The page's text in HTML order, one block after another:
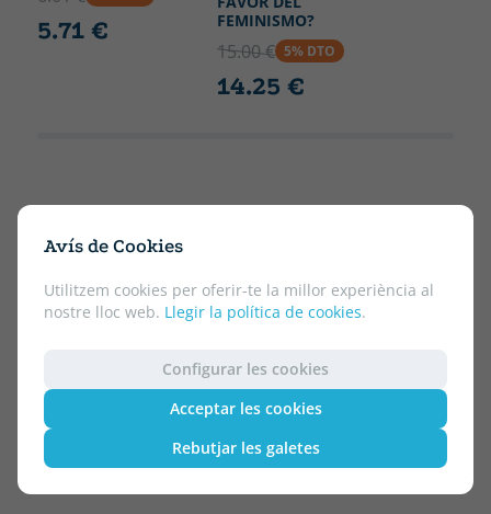
Avís de Cookies
Utilitzem cookies per oferir-te la millor experiència al
nostre lloc web. Llegir la política de cookies.
Configurar les cookies
Acceptar les cookies
Rebutjar les galetes
5.71 €
FEMINISMO?
15.00 € 5% DTO
14.25 €